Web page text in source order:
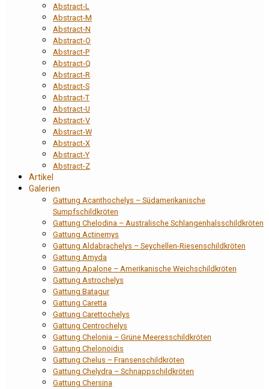
Abstract-L
Abstract-M
Abstract-N
Abstract-O
Abstract-P
Abstract-Q
Abstract-R
Abstract-S
Abstract-T
Abstract-U
Abstract-V
Abstract-W
Abstract-X
Abstract-Y
Abstract-Z
Artikel
Galerien
Gattung Acanthochelys – Südamerikanische
Sumpfschildkröten
Gattung Chelodina – Australische Schlangenhalsschildkröten
Gattung Actinemys
Gattung Aldabrachelys – Seychellen-Riesenschildkröten
Gattung Amyda
Gattung Apalone – Amerikanische Weichschildkröten
Gattung Astrochelys
Gattung Batagur
Gattung Caretta
Gattung Carettochelys
Gattung Centrochelys
Gattung Chelonia – Grüne Meeresschildkröten
Gattung Chelonoidis
Gattung Chelus – Fransenschildkröten
Gattung Chelydra – Schnappschildkröten
Gattung Chersina